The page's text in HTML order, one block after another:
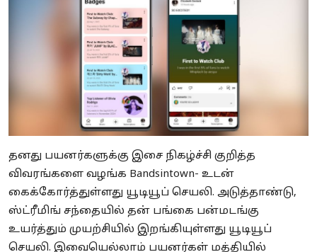
தனது பயனர்களுக்கு இசை நிகழ்ச்சி குறித்த
விவரங்களை வழங்க Bandsintown- உடன்
கைக்கோர்த்துள்ளது யூடியூப் செயலி. அடுத்தாண்டு,
ஸ்ட்ரீமிங் சந்தையில் தன் பங்கை பன்மடங்கு
உயர்த்தும் முயற்சியில் இறங்கியுள்ளது யூடியூப்
செயலி. இவையெல்லாம் பயனர்கள் மத்தியில்